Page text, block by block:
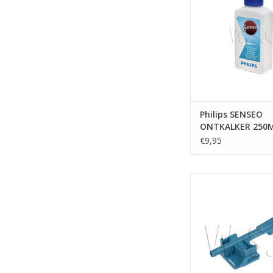
TOEVOEGEN AAN
Philips SENSEO
ONTKALKER
€9,95